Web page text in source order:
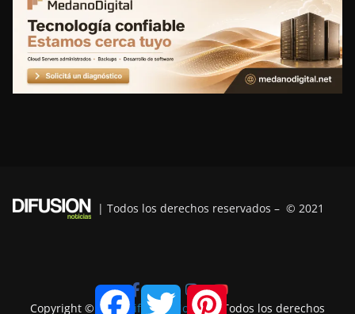
k
s
t
n
| Todos los derechos reservados – © 2021
Copyright © 2026 Difusión Noticias . Todos los derechos
F
a
T
w
P
i